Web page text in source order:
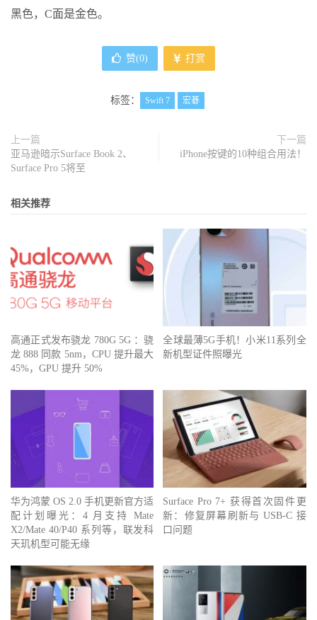
黑色，C面是金色。
赞(0) 打赏
标签： Swift 7 宏碁
上一篇
亚马逊暗示Surface Book 2、
Surface Pro 5将至
下一篇
iPhone按键的10种组合用法！
相关推荐
高通正式发布骁龙 780G 5G ：骁
龙 888 同款 5nm，CPU 提升最大
45%，GPU 提升 50%
全球最薄5G手机！小米11系列全
新机型证件照曝光
华为鸿蒙 OS 2.0 手机更新官方适
配计划曝光：4 月支持 Mate
X2/Mate 40/P40 系列等，联发科
天玑机型可能无缘
Surface Pro 7+ 获得首次固件更
新：修复屏幕刷新与 USB-C 接
口问题